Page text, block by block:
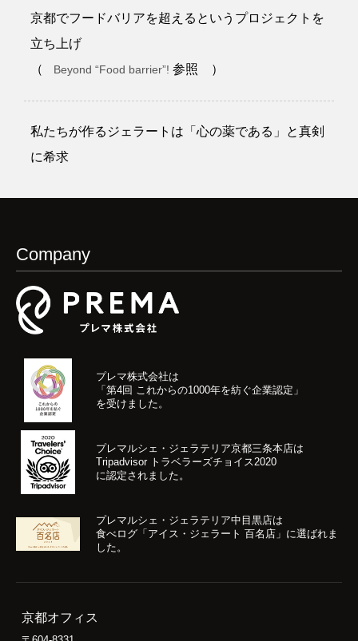
京都でフードバリアを超えるというプロジェクトを
立ち上げ
（
Beyond “Food barrier”!参照 ）
私たちが作るジェラートは「心の薬である」と真剣
に希求
Company
プレマ株式会社は
「第4回 これからの1000年を紡ぐ企業認定」
を受けました。
プレマルシェ・ジェラテリア京都三条本店は
Tripadvisor トラベラーズチョイス2020
に認定されました。
プレマルシェ・ジェラテリア中目黒店は
食べログ「アイス・ジェラート 百名店」に選ばれま
した。
京都オフィス